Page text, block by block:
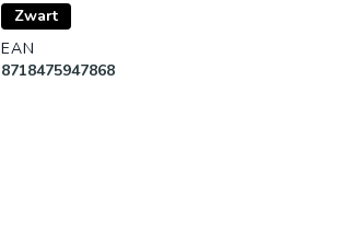
Zwart
EAN
8718475947868